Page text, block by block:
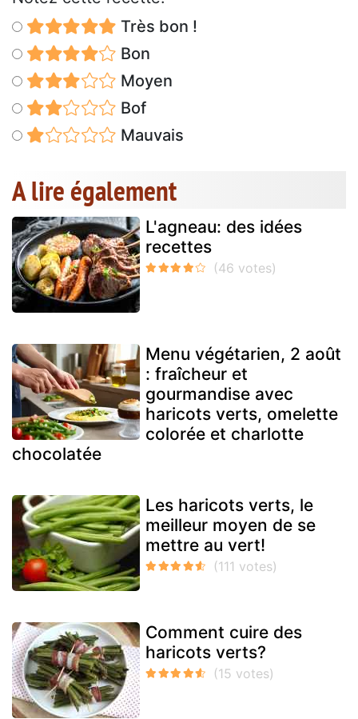
Très bon !
Bon
Moyen
Bof
Mauvais
A lire également
L'agneau: des idées
recettes
Menu végétarien, 2 août
: fraîcheur et
gourmandise avec
haricots verts, omelette
colorée et charlotte
chocolatée
Les haricots verts, le
meilleur moyen de se
mettre au vert!
Comment cuire des
haricots verts?